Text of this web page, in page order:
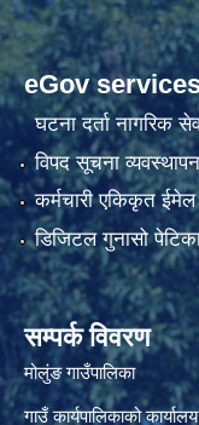
eGov
घटना दर्ता नागरिक
विपद सूचना
कर्मचारी एकिकृत ईमेल
डिजिटल गुनासो
सम्पर्क विवरण
मोलुंङ गाउँपालिका
गाउँ कार्यपालिकाको कार्यालय